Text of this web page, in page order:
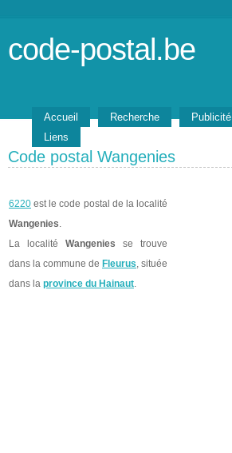
code-postal.be
Accueil Recherche Publicité
Liens
Code postal Wangenies
6220 est le code postal de la localité
Wangenies.
La localité Wangenies se trouve
dans la commune de Fleurus, située
dans la province du Hainaut.